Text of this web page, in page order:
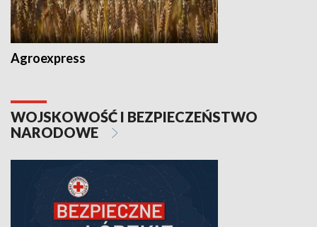
Agroexpress
WOJSKOWOŚĆ I BEZPIECZEŃSTWO
NARODOWE